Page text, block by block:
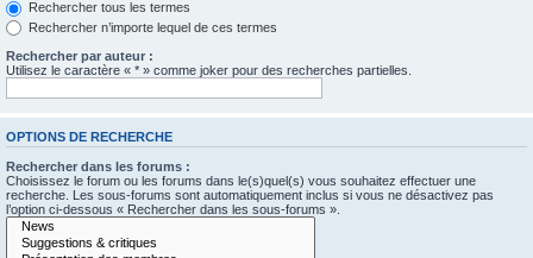
Rechercher tous les termes
Rechercher n’importe lequel de ces termes
Rechercher par auteur :
Utilisez le caractère « * » comme joker pour des recherches partielles.
OPTIONS DE RECHERCHE
Rechercher dans les forums :
Choisissez le forum ou les forums dans le(s)quel(s) vous souhaitez effectuer une
recherche. Les sous-forums sont automatiquement inclus si vous ne désactivez pas
l’option ci-dessous « Rechercher dans les sous-forums ».